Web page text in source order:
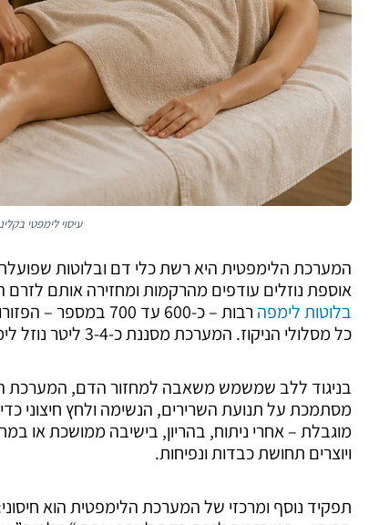
עיסוי לימפטי
המערכת הלימפטית היא רשת כלי דם ובלוטות
אוספת נוזלים עודפים מהרקמות ומחזירה אותם לזרם
בלוטות לימפה
רבות – כ-600 עד
כל מסלולי הניקוז. המערכת מסננת כ-3-4 ליטר נוזל לימפה ביום.
בניגוד ללב שמשמש משאבה למחזור הדם, המערכת
מסתמכת על תנועת השרירים, הנשימה ולחץ חיצוני
מוגבלת – אחרי ניתוח, בהריון, בישיבה ממושכת או
ויוצרים תחושת כבדות ונפיחות.
תפקיד נוסף ומרכזי של המערכת הלימפטית הוא